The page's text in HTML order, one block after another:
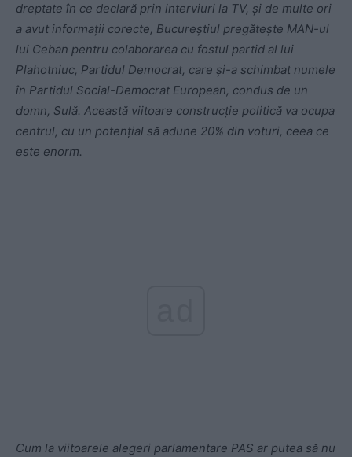
dreptate în ce declară prin interviuri la TV, și de multe ori
a avut informații corecte, Bucureștiul pregătește MAN-ul
lui Ceban pentru colaborarea cu fostul partid al lui
Plahotniuc, Partidul Democrat, care și-a schimbat numele
în Partidul Social-Democrat European, condus de un
domn, Sulă. Această viitoare construcție politică va ocupa
centrul, cu un potențial să adune 20% din voturi, ceea ce
este enorm.
Cum la viitoarele alegeri parlamentare PAS ar putea să nu